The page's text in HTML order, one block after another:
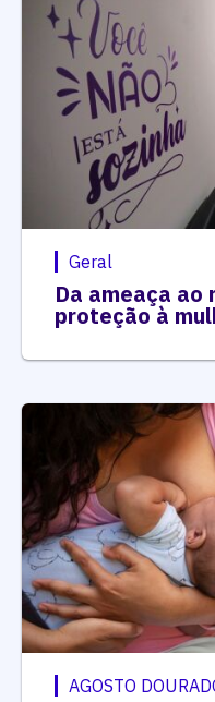
Geral
Da ameaça ao
proteção à
AGOSTO